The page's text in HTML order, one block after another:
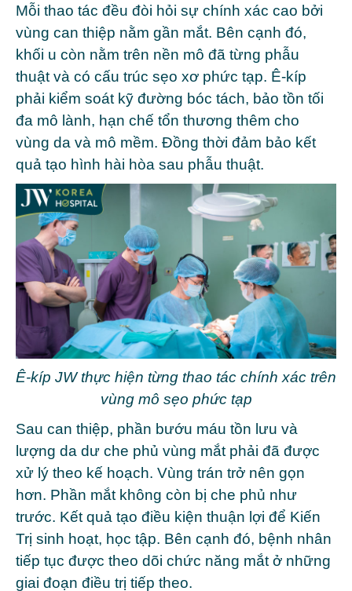
Mỗi thao tác đều đòi hỏi sự chính xác cao bởi
vùng can thiệp nằm gần mắt. Bên cạnh đó,
khối u còn nằm trên nền mô đã từng phẫu
thuật và có cấu trúc sẹo xơ phức tạp. Ê-kíp
phải kiểm soát kỹ đường bóc tách, bảo tồn tối
đa mô lành, hạn chế tổn thương thêm cho
vùng da và mô mềm. Đồng thời đảm bảo kết
quả tạo hình hài hòa sau phẫu thuật.
Ê-kíp JW thực hiện từng thao tác chính xác trên
vùng mô sẹo phức tạp
Sau can thiệp, phần bướu máu tồn lưu và
lượng da dư che phủ vùng mắt phải đã được
xử lý theo kế hoạch. Vùng trán trở nên gọn
hơn. Phần mắt không còn bị che phủ như
trước. Kết quả tạo điều kiện thuận lợi để Kiến
Trị sinh hoạt, học tập. Bên cạnh đó, bệnh nhân
tiếp tục được theo dõi chức năng mắt ở những
giai đoạn điều trị tiếp theo.